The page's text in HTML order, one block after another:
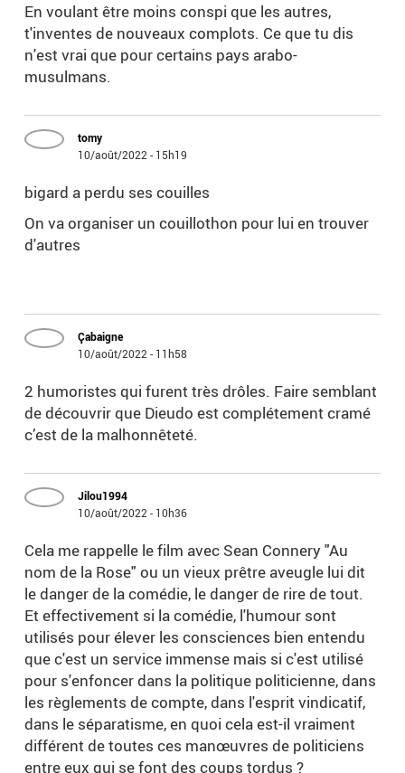
En voulant être moins conspi que les autres,
t'inventes de nouveaux complots. Ce que tu dis
n'est vrai que pour certains pays arabo-
musulmans.
tomy
10/août/2022 - 15h19
bigard a perdu ses couilles
On va organiser un couillothon pour lui en trouver
d'autres
Çabaigne
10/août/2022 - 11h58
2 humoristes qui furent très drôles. Faire semblant
de découvrir que Dieudo est complétement cramé
c’est de la malhonnêteté.
Jilou1994
10/août/2022 - 10h36
Cela me rappelle le film avec Sean Connery "Au
nom de la Rose" ou un vieux prêtre aveugle lui dit
le danger de la comédie, le danger de rire de tout.
Et effectivement si la comédie, l'humour sont
utilisés pour élever les consciences bien entendu
que c'est un service immense mais si c'est utilisé
pour s'enfoncer dans la politique politicienne, dans
les règlements de compte, dans l'esprit vindicatif,
dans le séparatisme, en quoi cela est-il vraiment
différent de toutes ces manœuvres de politiciens
entre eux qui se font des coups tordus ?